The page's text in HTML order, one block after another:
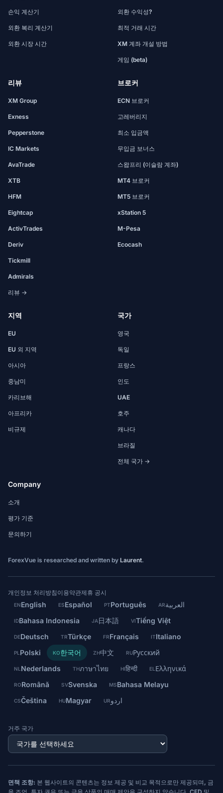
손익 계산기
외환 복리 계산기
외환 시장 시간
외환 수익성?
최적 거래 시간
XM 계좌 개설 방법
게임 (beta)
리뷰
XM Group
Exness
Pepperstone
IC Markets
AvaTrade
XTB
HFM
Eightcap
ActivTrades
Deriv
Tickmill
Admirals
리뷰 →
브로커
ECN 브로커
고레버리지
최소 입금액
무입금 보너스
스왑프리 (이슬람 계좌)
MT4 브로커
MT5 브로커
xStation 5
M-Pesa
Ecocash
지역
EU
EU 외 지역
아시아
중남미
카리브해
아프리카
비규제
국가
영국
독일
프랑스
인도
UAE
호주
캐나다
브라질
전체 국가 →
Company
소개
평가 기준
문의하기
ForexVue is researched and written by Laurent.
개인정보 처리방침 이용약관제휴 공시
ENEnglish ESEspañol PTPortuguês ARالعربية
IDBahasa Indonesia JA日本語 VITiếng Việt
DEDeutsch TRTürkçe FRFrançais ITItaliano
PL Polski KO한국어 ZH中文 RUРусский
NL Nederlands THภาษาไทย HIहिन्दी EL Ελληνικά
RORomână SVSvenska MSBahasa Melayu
CSČeština HUMagyar URاردو
거주 국가
면책 조항: 본 웹사이트의 콘텐츠는 정보 제공 및 비교 목적으로만 제공되며, 금